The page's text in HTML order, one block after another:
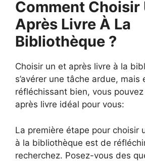
Comment Choisir
Après Livre À La
Bibliothèque ?
Choisir un et après livre à la
s’avérer une tâche ardue, mais
réfléchissant bien, vous
après livre idéal pour vous:
La première étape pour choisir
à la bibliothèque est de
recherchez. Posez-vous des